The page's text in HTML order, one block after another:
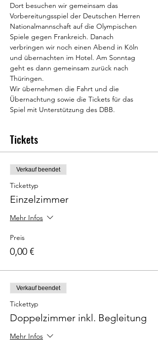
Dort besuchen wir gemeinsam das
Vorbereitungsspiel der Deutschen Herren
Nationalmannschaft auf die Olympischen
Spiele gegen Frankreich. Danach
verbringen wir noch einen Abend in Köln
und übernachten im Hotel. Am Sonntag
geht es dann gemeinsam zurück nach
Thüringen.
Wir übernehmen die Fahrt und die
Übernachtung sowie die Tickets für das
Spiel mit Unterstützung des DBB.
Tickets
Verkauf beendet
Tickettyp
Einzelzimmer
Mehr Infos
Preis
0,00 €
Verkauf beendet
Tickettyp
Doppelzimmer inkl. Begleitung
Mehr Infos